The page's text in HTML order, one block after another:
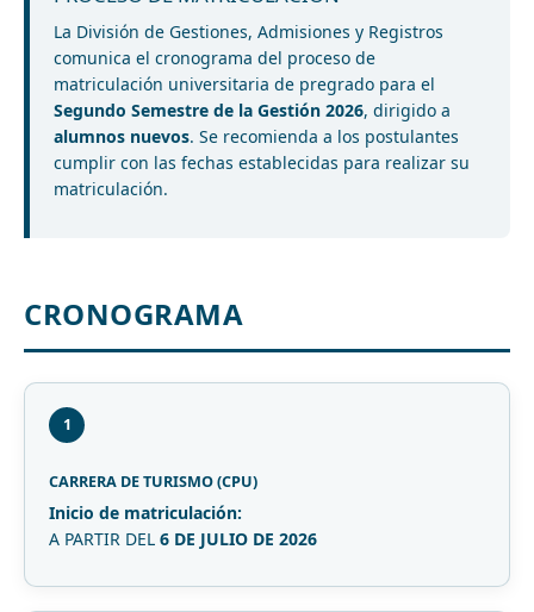
La División de Gestiones, Admisiones y Registros
comunica el cronograma del proceso de
matriculación universitaria de pregrado para el
Segundo Semestre de la Gestión 2026, dirigido a
alumnos nuevos. Se recomienda a los postulantes
cumplir con las fechas establecidas para realizar su
matriculación.
CRONOGRAMA
1
CARRERA DE TURISMO (CPU)
Inicio de matriculación:
A PARTIR DEL 6 DE JULIO DE 2026